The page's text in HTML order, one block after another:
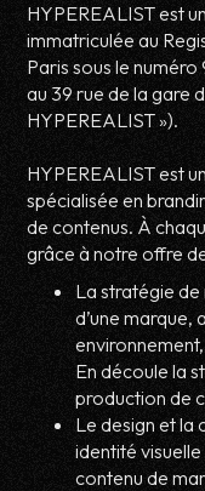
HYPEREALIST est
immatriculée au
Paris sous le
au 39 rue de la gare
HYPEREALIST »).
HYPEREALIST est
spécialisée en
de contenus. À
grâce à notre offre
La stratégie
d’une marque,
En découle la
production de
Le design et la
identité
contenu de